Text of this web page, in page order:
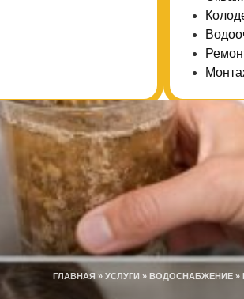
ГЛАВНАЯ » УСЛУГИ » ВОДОСНАБЖЕНИЕ »